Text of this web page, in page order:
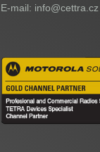
E-mail: info@cettra.cz